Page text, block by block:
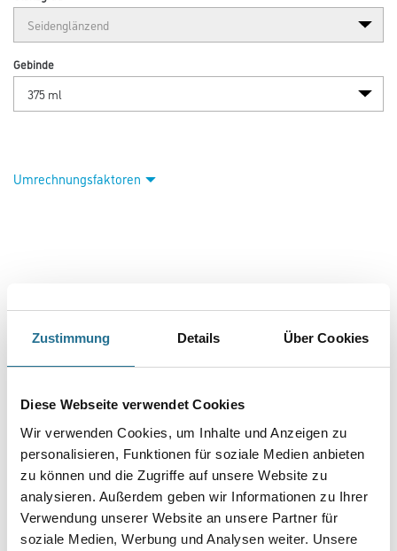
Zustimmung Details Über Cookies
Diese Webseite verwendet Cookies
Wir verwenden Cookies, um Inhalte und Anzeigen zu
personalisieren, Funktionen für soziale Medien anbieten
zu können und die Zugriffe auf unsere Website zu
analysieren. Außerdem geben wir Informationen zu Ihrer
Verwendung unserer Website an unsere Partner für
soziale Medien, Werbung und Analysen weiter. Unsere
Abbildung ähnlich
Bitte einloggen, um Preise zu sehen
Jaeger Kellergrund klar 375 ml 5800010-030
Gebinde